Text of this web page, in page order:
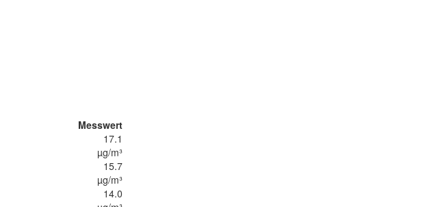
Messwert
17.1
µg/m³
15.7
µg/m³
14.0